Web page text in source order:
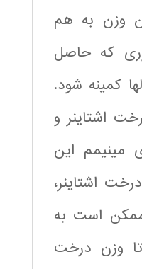
وزن به هم
که حاصل
کمینه شود.
اشتاینر و
مینیمم این
اشتاینر،
است به
وزن درخت